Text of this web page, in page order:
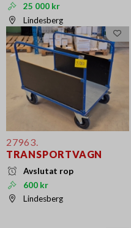
25 000 kr
Lindesberg
27963.
TRANSPORTVAGN
Avslutat rop
600 kr
Lindesberg